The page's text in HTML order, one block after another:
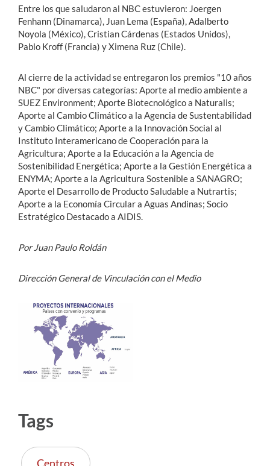
Entre los que saludaron al NBC estuvieron: Joergen
Fenhann (Dinamarca), Juan Lema (España), Adalberto
Noyola (México), Cristian Cárdenas (Estados Unidos),
Pablo Kroff (Francia) y Ximena Ruz (Chile).
Al cierre de la actividad se entregaron los premios "10 años
NBC" por diversas categorías: Aporte al medio ambiente a
SUEZ Environment; Aporte Biotecnológico a Naturalis;
Aporte al Cambio Climático a la Agencia de Sustentabilidad
y Cambio Climático; Aporte a la Innovación Social al
Instituto Interamericano de Cooperación para la
Agricultura; Aporte a la Educación a la Agencia de
Sostenibilidad Energética; Aporte a la Gestión Energética a
ENYMA; Aporte a la Agricultura Sostenible a SANAGRO;
Aporte el Desarrollo de Producto Saludable a Nutrartis;
Aporte a la Economía Circular a Aguas Andinas; Socio
Estratégico Destacado a AIDIS.
Por Juan Paulo Roldán
Dirección General de Vinculación con el Medio
Tags
Centros